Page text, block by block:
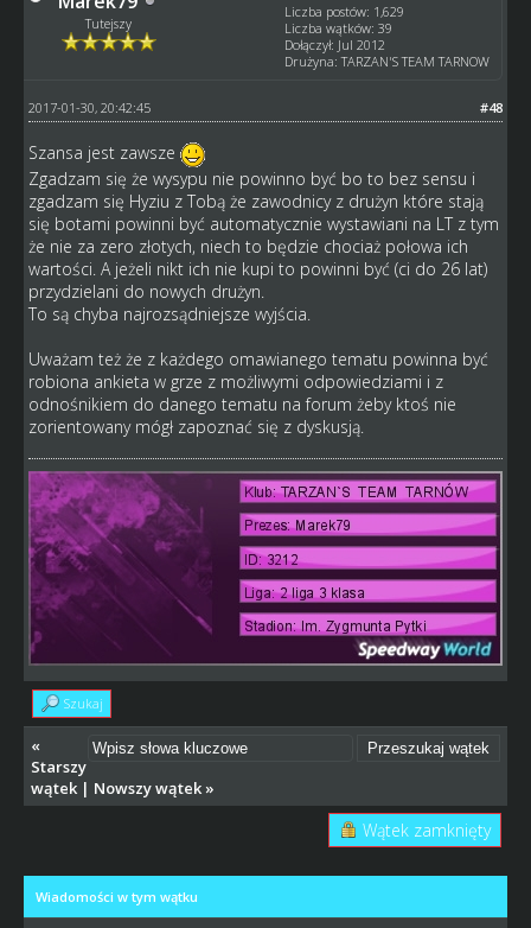
Tutejszy
Liczba postów: 1,629
Liczba wątków: 39
Dołączył: Jul 2012
Drużyna: TARZAN'S TEAM TARNOW
#48
2017-01-30, 20:42:45
Szansa jest zawsze
Zgadzam się że wysypu nie powinno być bo to bez sensu i
zgadzam się Hyziu z Tobą że zawodnicy z drużyn które stają
się botami powinni być automatycznie wystawiani na LT z tym
że nie za zero złotych, niech to będzie chociaż połowa ich
wartości. A jeżeli nikt ich nie kupi to powinni być (ci do 26 lat)
przydzielani do nowych drużyn.
To są chyba najrozsądniejsze wyjścia.
Uważam też że z każdego omawianego tematu powinna być
robiona ankieta w grze z możliwymi odpowiedziami i z
odnośnikiem do danego tematu na forum żeby ktoś nie
zorientowany mógł zapoznać się z dyskusją.
Szukaj
«
Starszy
wątek| Nowszy wątek»
Wątek zamknięty
Wiadomości w tym wątku